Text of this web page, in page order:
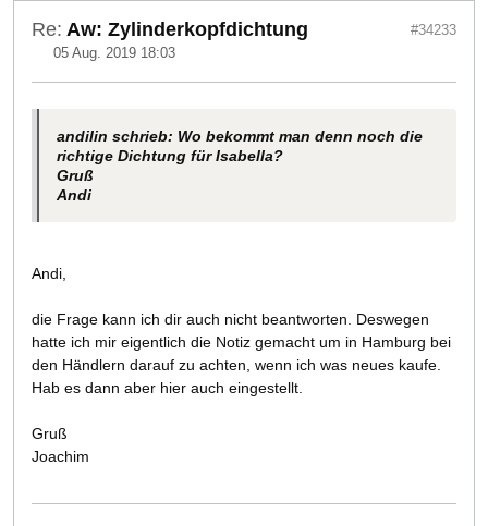
Re: Aw: Zylinderkopfdichtung
05 Aug. 2019 18:03
#34233
andilin schrieb: Wo bekommt man denn noch die
richtige Dichtung für Isabella?
Gruß
Andi
Andi,
die Frage kann ich dir auch nicht beantworten. Deswegen
hatte ich mir eigentlich die Notiz gemacht um in Hamburg bei
den Händlern darauf zu achten, wenn ich was neues kaufe.
Hab es dann aber hier auch eingestellt.
Gruß
Joachim